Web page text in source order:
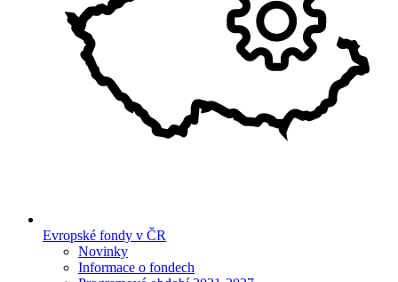
Evropské fondy v ČR
Novinky
Informace o fondech